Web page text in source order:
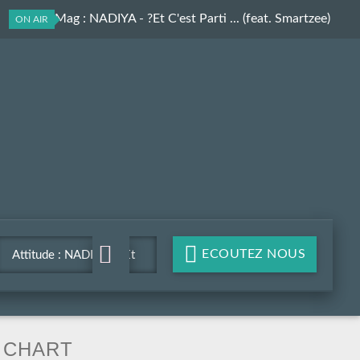
ON AIR
Culture Mag : NADIYA - ?Et C'est Parti ... (feat. Smartzee)
Attitude : NADIYA - ?Et
C'est Parti ... (feat.
ECOUTEZ NOUS
CHART